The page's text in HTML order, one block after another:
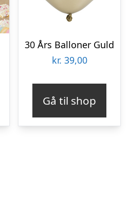
30 Års Balloner Guld
kr. 39,00
Gå til shop